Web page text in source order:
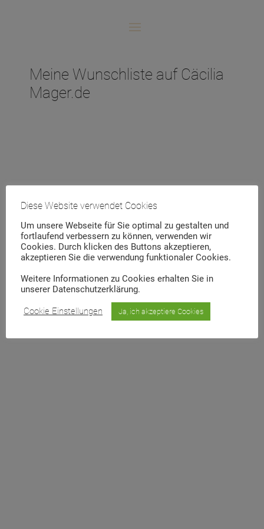
Meine Wunschliste auf Cäcilia
Mager.de
Diese Website verwendet Cookies
Um unsere Webseite für Sie optimal zu gestalten und
fortlaufend verbessern zu können, verwenden wir
Cookies. Durch klicken des Buttons akzeptieren,
akzeptieren Sie die verwendung funktionaler Cookies.
Weitere Informationen zu Cookies erhalten Sie in
unserer Datenschutzerklärung.
Cookie Einstellungen Ja, ich akzeptiere Cookies